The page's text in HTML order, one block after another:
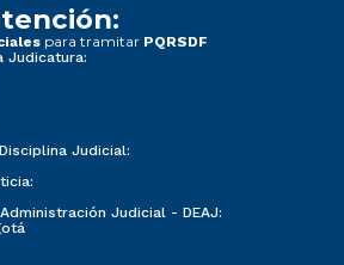
para tramitar PQRSDF
Judicatura:
Judicial:
Judicial - DEAJ: